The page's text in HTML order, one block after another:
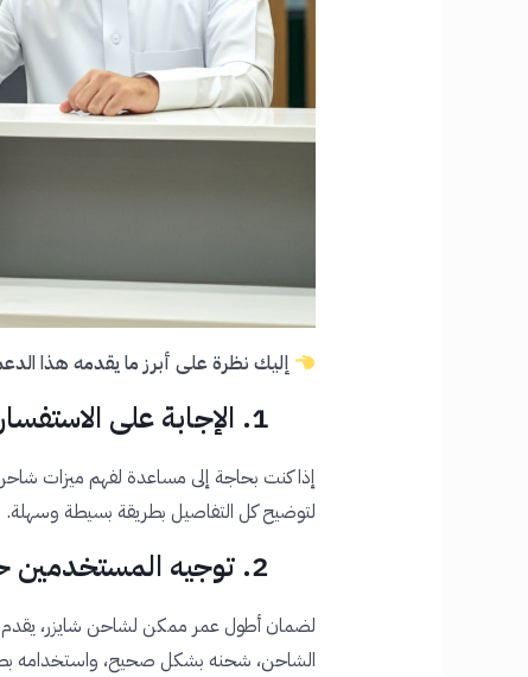
إليك نظرة على أبرز ما يقدمه هذا
1. الإجابة على الاستفسارات التقنية وغيرها
إذا كنت بحاجة إلى مساعدة لفهم ميزات
لتوضيح كل التفاصيل بطريقة بسيطة وسهلة.
2. توجيه المستخدمين حول الاستخدام السليم
لضمان أطول عمر ممكن لشاحن شايزر، يقدم
الشاحن، شحنه بشكل صحيح، واستخدامه